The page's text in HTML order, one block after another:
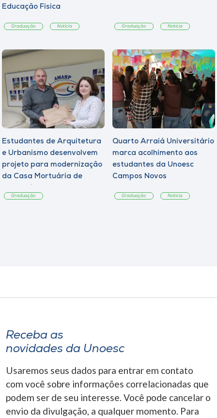
Educação Física
Graduação Notícia Graduação Notícia
Estudantes de Arquitetura
e Urbanismo desenvolvem
projeto para modernização
da Casa Mortuária de
Graduação
Quarto Arraiá Universitário
marca acolhimento aos
estudantes da Unoesc
Campos Novos
Graduação Notícia
Receba as
novidades da Unoesc
Usaremos seus dados para entrar em contato
com você sobre informações correlacionadas que
podem ser de seu interesse. Você pode cancelar o
envio da divulgação, a qualquer momento. Para